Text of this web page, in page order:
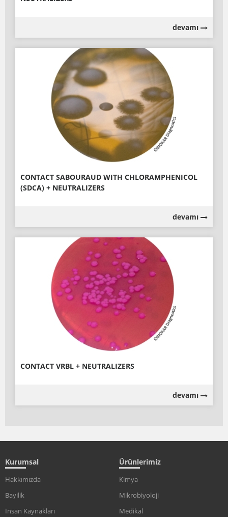
devamı
CONTACT SABOURAUD WITH CHLORAMPHENICOL
(SDCA) + NEUTRALIZERS
devamı
CONTACT VRBL + NEUTRALIZERS
devamı
Kurumsal
Hakkımızda
Bayilik
İnsan Kaynakları
Ürünlerimiz
Kimya
Mikrobiyoloji
Medikal